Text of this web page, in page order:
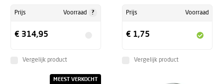
Prijs Voorraad ?
€ 314,95
Vergelijk product
Prijs Voorraad
€ 1,75
Vergelijk product
MEEST VERKOCHT